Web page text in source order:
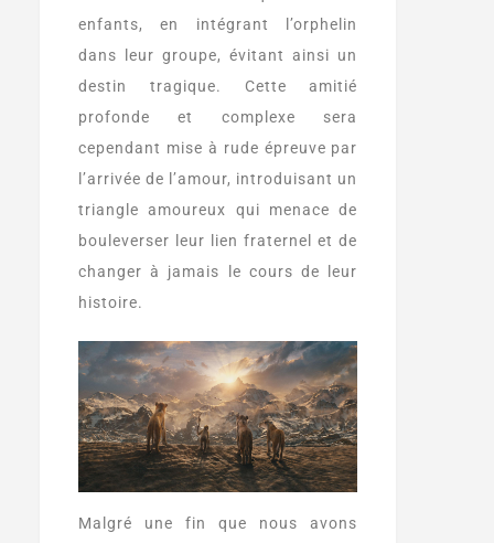
enfants, en intégrant l’orphelin
dans leur groupe, évitant ainsi un
destin tragique. Cette amitié
profonde et complexe sera
cependant mise à rude épreuve par
l’arrivée de l’amour, introduisant un
triangle amoureux qui menace de
bouleverser leur lien fraternel et de
changer à jamais le cours de leur
histoire.
Malgré une fin que nous avons